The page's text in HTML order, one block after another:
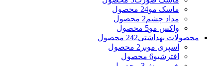
ماسک مو24 محصول
مداد چشم2 محصول
واکس مو5 محصول
محصولات بهداشتی242 محصول
اسپری موبر 2 محصول
افترشیو6 محصول